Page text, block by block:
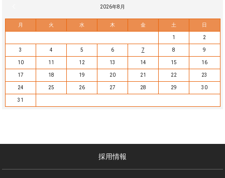
2026年8月
月 火 水 木 金 土 日
1 2
3 4 5 6 7 8 9
10 11 12 13 14 15 16
17 18 19 20 21 22 23
24 25 26 27 28 29 30
31
採用情報